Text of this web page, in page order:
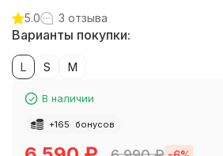
5.0 3 отзыва
Варианты покупки:
L S M
В наличии
+165 бонусов